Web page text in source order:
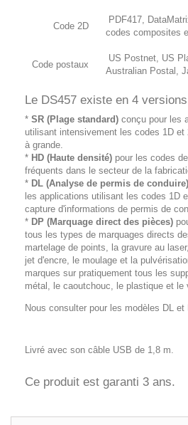
Code 2D
PDF417,
codes composites
Code postaux
US Postnet, US
Australian Postal,
Le DS457 existe en 4
* SR (Plage standard) conçu pour les
utilisant intensivement les codes 1D et
à grande.
* HD (Haute densité) pour les codes
fréquents dans le secteur de la
* DL (Analyse de permis de conduire)
les applications utilisant les codes 1D
capture d'informations de permis de
* DP (Marquage direct des pièces)
tous les types de marquages directs
martelage de points, la gravure au
jet d'encre, le moulage et la
marques sur pratiquement tous les
métal, le caoutchouc, le plastique et le
Nous consulter pour les modèles DL et
Livré avec son câble USB de 1,8 m.
Ce produit est garanti 3 ans.